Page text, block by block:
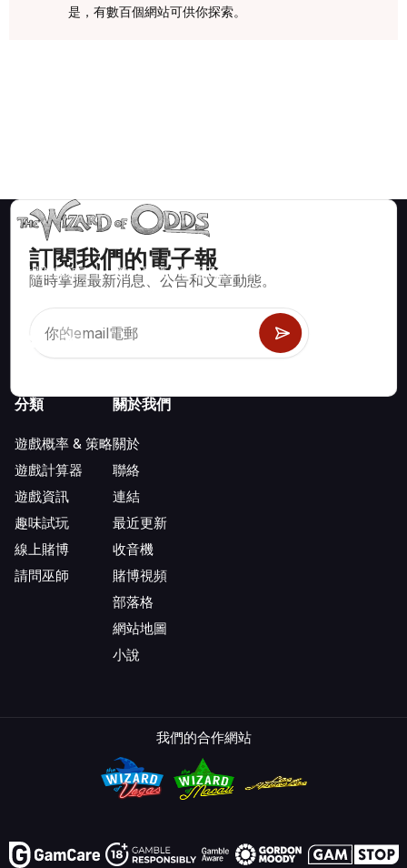
是，有數百個網站可供你探索。
訂閱我們的電子報
隨時掌握最新消息、公告和文章動態。
賭場遊戲如二十一點、骰寶、輪盤及數百種其他可玩遊戲的數學
正確策略與資訊。
分類
遊戲概率 & 策略
遊戲計算器
遊戲資訊
趣味試玩
線上賭博
請問巫師
關於我們
關於
聯絡
連結
最近更新
收音機
賭博視頻
部落格
網站地圖
小說
我們的合作網站